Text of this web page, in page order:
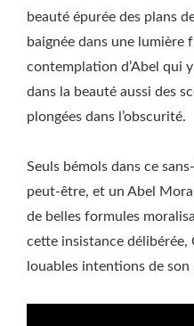
beauté épurée des plans
baignée dans une
contemplation d’Abel qui
dans la beauté aussi des
plongées dans l’obscurité.
Seuls bémols dans ce
peut-être, et un Abel
de belles formules
cette insistance délibérée,
louables intentions de son